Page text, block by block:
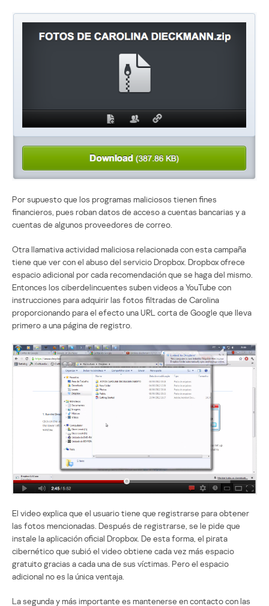
Por supuesto que los programas maliciosos tienen fines
financieros, pues roban datos de acceso a cuentas bancarias y a
cuentas de algunos proveedores de correo.
Otra llamativa actividad maliciosa relacionada con esta campaña
tiene que ver con el abuso del servicio Dropbox. Dropbox ofrece
espacio adicional por cada recomendación que se haga del mismo.
Entonces los ciberdelincuentes suben videos a YouTube con
instrucciones para adquirir las fotos filtradas de Carolina
proporcionando para el efecto una URL corta de Google que lleva
primero a una página de registro.
El video explica que el usuario tiene que registrarse para obtener
las fotos mencionadas. Después de registrarse, se le pide que
instale la aplicación oficial Dropbox. De esta forma, el pirata
cibernético que subió el video obtiene cada vez más espacio
gratuito gracias a cada una de sus víctimas. Pero el espacio
adicional no es la única ventaja.
La segunda y más importante es mantenerse en contacto con las